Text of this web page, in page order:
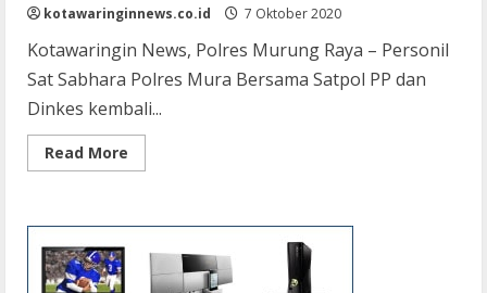
kotawaringinnews.co.id 7 Oktober 2020
Kotawaringin News, Polres Murung Raya – Personil
Sat Sabhara Polres Mura Bersama Satpol PP dan
Dinkes kembali...
Read More
more
Yustisi,
Polres
Mura
Bersama